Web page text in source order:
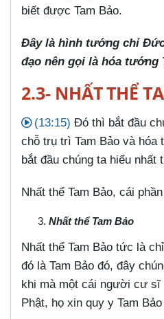
biết được Tam Bảo.
Đây là hình tướng chỉ
đạo nên gọi là hóa tướng
2.3- NHẤT THỂ
(13:15) Đó thì bắt đầu
chỗ trụ trì Tam Bảo và hóa
bắt đầu chúng ta hiểu nhất
Nhất thể Tam Bảo, cái
Nhất thể Tam Bảo
Nhất thể Tam Bảo tức là
đó là Tam Bảo đó, đây
khi mà một cái người cư
Phật, họ xin quy y Tam